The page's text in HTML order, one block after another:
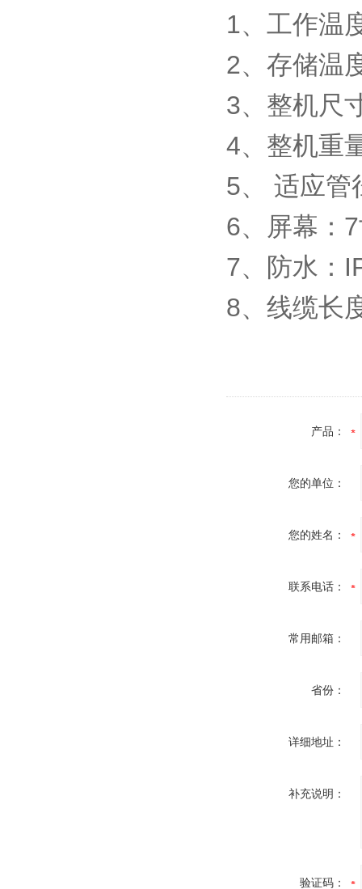
1、工作温
2、存储温
3、整机尺
4、整机重
5、 适应管
6、屏幕：
7、防水：
8、线缆长
产品：
您的单位：
您的姓名：
联系电话：
常用邮箱：
省份：
详细地址：
补充说明：
验证码：